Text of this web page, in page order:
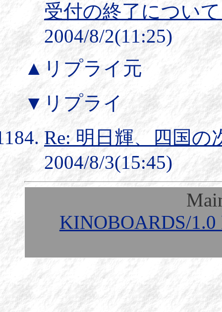
受付の終了につい
2004/8/2(11:25)
▲リプライ元
▼リプライ
Re: 明日輝、四国の
2004/8/3(15:45)
KINOBOARDS/1.0